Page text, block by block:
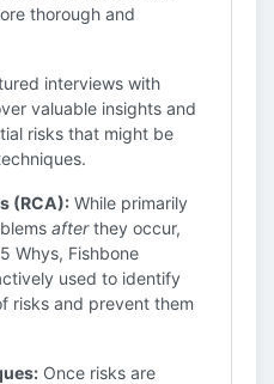
thorough and
interviews with
valuable insights and
risks that might be
(RCA): While primarily
afterthey occur,
Whys, Fishbone
used to identify
risks and prevent them
Once risks are